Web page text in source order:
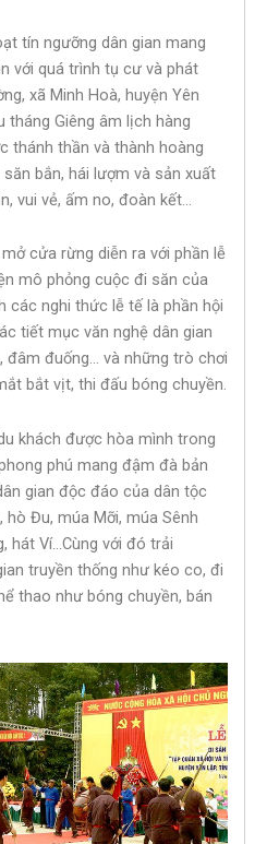
tín ngưỡng dân gian mang
với quá trình tụ cư và phát
xã Minh Hoà, huyện Yên
Giêng âm lịch hàng
thánh thần và thành hoàng
bắn, hái lượm và sản xuất
vui vẻ, ấm no, đoàn kết…
cửa rừng diễn ra với phần lễ
mô phỏng cuộc đi săn của
các nghi thức lễ tế là phần hội
tiết mục văn nghệ dân gian
đâm đuống… và những trò chơi
bắt vịt, thi đấu bóng chuyền.
khách được hòa mình trong
phú mang đậm đà bản
gian độc đáo của dân tộc
Đu, múa Mỡi, múa Sênh
hát Ví…Cùng với đó trải
truyền thống như kéo co, đi
thao như bóng chuyền, bán